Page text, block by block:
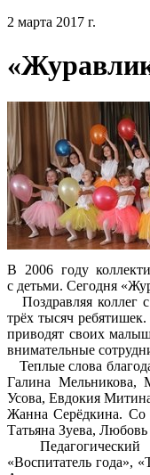
2 марта 2017 г.
В 2006 году
с детьми. Сегодня
Поздравляя коллег
трёх тысяч
приводят своих
внимательные
Теплые слова
Галина Мельникова,
Усова, Евдокия
Жанна Серёдкина. Со
Татьяна Зуева,
Педагогический
«Воспитатель года»,